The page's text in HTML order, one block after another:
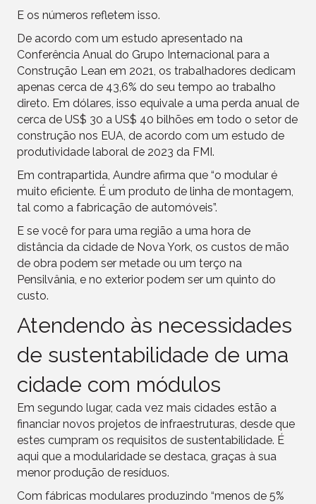
E os números refletem isso.
De acordo com um estudo apresentado na
Conferência Anual do Grupo Internacional para a
Construção Lean em 2021, os trabalhadores dedicam
apenas cerca de 43,6% do seu tempo ao trabalho
direto. Em dólares, isso equivale a uma perda anual de
cerca de US$ 30 a US$ 40 bilhões em todo o setor de
construção nos EUA, de acordo com um estudo de
produtividade laboral de 2023 da FMI.
Em contrapartida, Aundre afirma que “o modular é
muito eficiente. É um produto de linha de montagem,
tal como a fabricação de automóveis”.
E se você for para uma região a uma hora de
distância da cidade de Nova York, os custos de mão
de obra podem ser metade ou um terço na
Pensilvânia, e no exterior podem ser um quinto do
custo.
Atendendo às necessidades
de sustentabilidade de uma
cidade com módulos
Em segundo lugar, cada vez mais cidades estão a
financiar novos projetos de infraestruturas, desde que
estes cumpram os requisitos de sustentabilidade. É
aqui que a modularidade se destaca, graças à sua
menor produção de resíduos.
Com fábricas modulares produzindo “menos de 5%